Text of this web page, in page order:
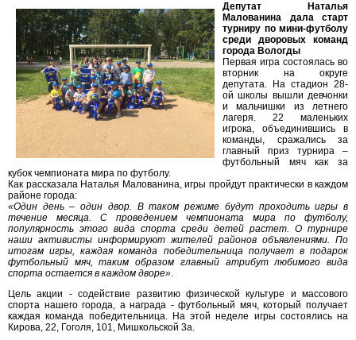
Депутат Наталья
Малованина дала старт
турниру по мини-футболу
среди дворовых команд
города Вологды
Первая игра состоялась во
вторник на округе
депутата. На стадион 28-
ой школы вышли девчонки
и мальчишки из летнего
лагеря. 22 маленьких
игрока, объединившись в
команды, сражались за
главный приз турнира –
футбольный мяч как за
кубок чемпионата мира по футболу.
Как рассказала Наталья Малованина, игры пройдут практически в каждом
районе города:
«Один день – один двор. В таком режиме будут проходить игры в
течение месяца. С проведением чемпионата мира по футболу,
популярность этого вида спорта среди детей растет. О турнире
наши активисты информируют жителей районов объявлениями. По
итогам игры, каждая команда победительница получает в подарок
футбольный мяч, таким образом главный атрибут любимого вида
спорта остается в каждом дворе».
Цель акции - содействие развитию физической культуре и массового
спорта нашего города, а награда - футбольный мяч, который получает
каждая команда победительница. На этой неделе игры состоялись на
Кирова, 22, Гоголя, 101, Мишкольской 3а.